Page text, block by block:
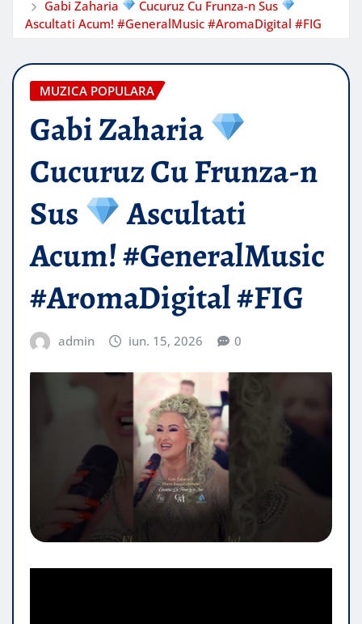
Gabi Zaharia
Cucuruz Cu Frunza-n Sus
Ascultati Acum! #GeneralMusic #AromaDigital #FIG
MUZICA POPULARA
Gabi Zaharia
Cucuruz Cu Frunza-n
Sus
Ascultati
Acum! #GeneralMusic
#AromaDigital #FIG
admin iun. 15, 2026 0